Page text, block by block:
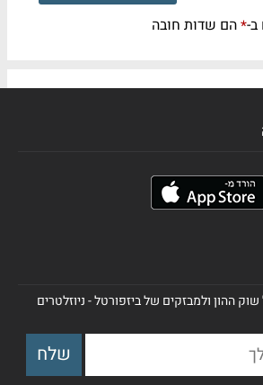
ב-*הם שדות חובה
ההון ולמבזקים של ביזפורטל - ניוזלטרים